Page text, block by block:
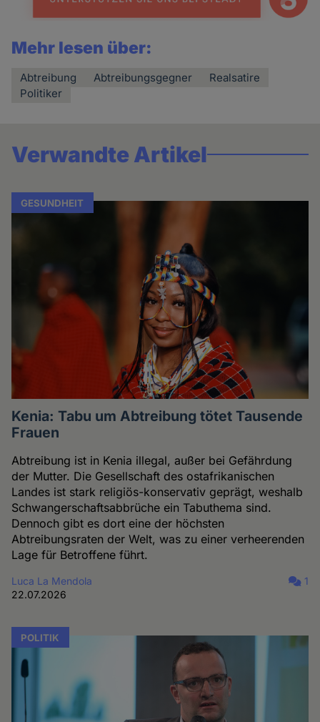
Mehr lesen über:
Abtreibung Abtreibungsgegner
Realsatire
Politiker
Verwandte Artikel
GESUNDHEIT
Kenia: Tabu um Abtreibung tötet Tausende
Frauen
Abtreibung ist in Kenia illegal, außer bei Gefährdung
der Mutter. Die Gesellschaft des ostafrikanischen
Landes ist stark religiös-konservativ geprägt, weshalb
Schwangerschaftsabbrüche ein Tabuthema sind.
Dennoch gibt es dort eine der höchsten
Abtreibungsraten der Welt, was zu einer verheerenden
Lage für Betroffene führt.
Luca La Mendola
22.07.2026
1
POLITIK